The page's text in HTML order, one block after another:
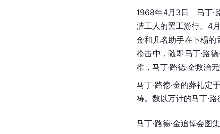
1968年4月3日，马丁·
洁工人的罢工游行。4
金和几名助手在下榻的
枪击中，随即马丁·路
椎，马丁·路德·金救治
马丁·路德·金的葬礼定
祷。数以万计的马丁·
马丁·路德·金追悼会图集